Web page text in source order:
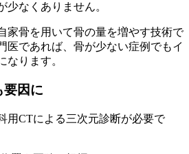
少なくありません。
家骨を用いて骨の量を増やす技術で
医であれば、骨が少ない症例でもイ
なります。
要因に
用CTによる三次元診断が必要で